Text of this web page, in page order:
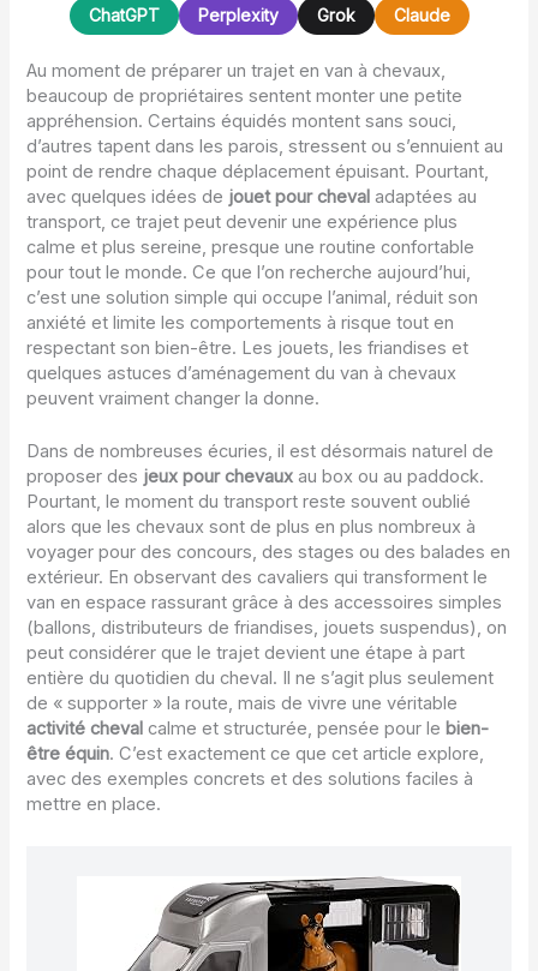
ChatGPT Perplexity Grok Claude
Au moment de préparer un trajet en van à chevaux,
beaucoup de propriétaires sentent monter une petite
appréhension. Certains équidés montent sans souci,
d’autres tapent dans les parois, stressent ou s’ennuient au
point de rendre chaque déplacement épuisant. Pourtant,
avec quelques idées de jouet pour cheval adaptées au
transport, ce trajet peut devenir une expérience plus
calme et plus sereine, presque une routine confortable
pour tout le monde. Ce que l’on recherche aujourd’hui,
c’est une solution simple qui occupe l’animal, réduit son
anxiété et limite les comportements à risque tout en
respectant son bien-être. Les jouets, les friandises et
quelques astuces d’aménagement du van à chevaux
peuvent vraiment changer la donne.
Dans de nombreuses écuries, il est désormais naturel de
proposer des jeux pour chevaux au box ou au paddock.
Pourtant, le moment du transport reste souvent oublié
alors que les chevaux sont de plus en plus nombreux à
voyager pour des concours, des stages ou des balades en
extérieur. En observant des cavaliers qui transforment le
van en espace rassurant grâce à des accessoires simples
(ballons, distributeurs de friandises, jouets suspendus), on
peut considérer que le trajet devient une étape à part
entière du quotidien du cheval. Il ne s’agit plus seulement
de « supporter » la route, mais de vivre une véritable
activité cheval calme et structurée, pensée pour le bien-
être équin. C’est exactement ce que cet article explore,
avec des exemples concrets et des solutions faciles à
mettre en place.